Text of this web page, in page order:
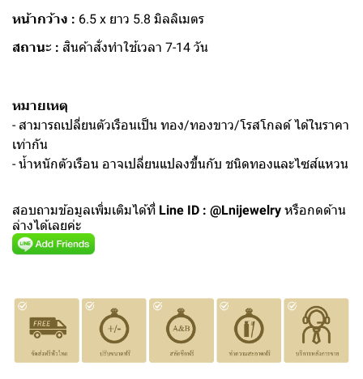
หน้ากว้าง : 6.5 x ยาว 5.8 มิลลิเมตร
สถานะ : สินค้าสั่งทำใช้เวลา 7-14 วัน
หมายเหตุ
- สามารถเปลี่ยนตัวเรือนเป็น ทอง/ทองขาว/โรสโกลด์ ได้ในราคา
เท่ากัน
- น้ำหนักตัวเรือน อาจเปลี่ยนแปลงขึ้นกับ ชนิดทองและไซส์แหวน
สอบถามข้อมูลเพิ่มเติมได้ที่ Line ID : @Lnijewelry หรือกดด้าน
ล่างได้เลยค่ะ